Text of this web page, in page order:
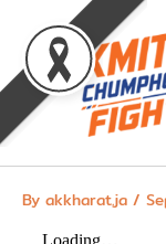
content
By akkharat.ja /